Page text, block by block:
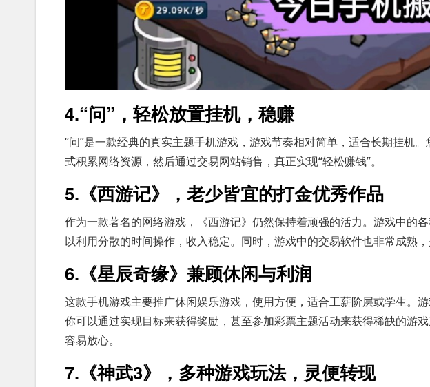
4.“问”，轻松放置挂机，稳赚
“问”是一款经典的真实主题手机游戏，游戏节奏相对简单，适合长期挂机
式积累网络资源，然后通过交易网站销售，真正实现“轻松赚钱”。
5.《西游记》，老少皆宜的打金优秀作品
作为一款著名的网络游戏，《西游记》仍然保持着顽强的活力。游戏中的
以利用分散的时间操作，收入稳定。同时，游戏中的交易软件也非常成熟，
6.《星辰奇缘》兼顾休闲与利润
这款手机游戏主要推广休闲娱乐游戏，使用方便，适合工薪阶层或学生。
你可以通过实现目标来获得奖励，甚至参加彩票主题活动来获得稀缺的游
容易放心。
7.《神武3》，多种游戏玩法，灵便转现